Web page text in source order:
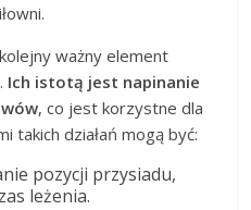
ważny element
Ich istotą jest napinanie
, co jest korzystne dla
takich działań mogą być:
pozycji przysiadu,
leżenia.